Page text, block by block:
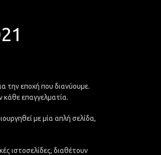
την εποχή που διανύουμε.
κάθε επαγγελματία.
με μία απλή σελίδα,
ιστοσελίδες, διαθέτουν